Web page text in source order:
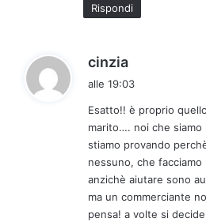
Rispondi
cinzia
a
e
t
t
o
:
alle 19:03
Esatto!! è proprio
marito…. noi che siamo
stiamo provando
nessuno, che
anzichè aiutare sono
ma un commerciante
pensa! a volte si